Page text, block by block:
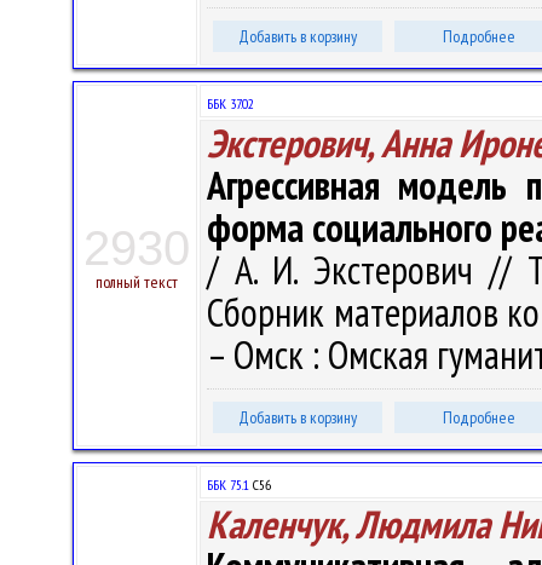
Добавить в корзину Подробнее
2930
полный текст
ББК 37.02
Экстерович, Анна
Агрессивная модель
форма социального
/ А. И. Экстерович //
Сборник материалов
– Омск : Омская
Добавить в корзину Подробнее
ББК 75.1 С56
Каленчук, Людмила